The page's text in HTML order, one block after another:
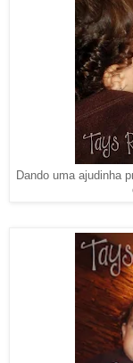
Dando uma ajudinha